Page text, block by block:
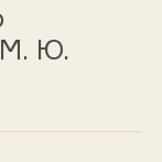
М. Ю.